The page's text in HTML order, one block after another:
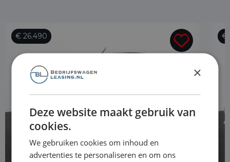
€ 26.490 €
×
Deze website maakt gebruik van
cookies.
We gebruiken cookies om inhoud en
advertenties te personaliseren en om ons